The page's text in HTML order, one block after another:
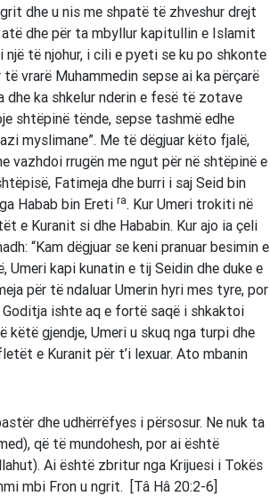
dhe u nis me shpatë të zhveshur drejt
dhe për ta mbyllur kapitullin e Islamit
një të njohur, i cili e pyeti se ku po shkonte
vrarë Muhammedin sepse ai ka përçarë
ka shkelur nderin e fesë të zotave
shtëpinë tënde, sepse tashmë edhe
myslimane”. Me të dëgjuar këto fjalë,
vazhdoi rrugën me ngut për në shtëpinë e
Fatimeja dhe burri i saj Seid bin
Habab bin Ereti ra. Kur Umeri trokiti në
e Kuranit si dhe Hababin. Kur ajo ia çeli
“Kam dëgjuar se keni pranuar besimin e
kapi kunatin e tij Seidin dhe duke e
për të ndaluar Umerin hyri mes tyre, por
ishte aq e fortë saqë i shkaktoi
këtë gjendje, Umeri u skuq nga turpi dhe
e Kuranit për t’i lexuar. Ato mbanin
dhe udhërrëfyes i përsosur. Ne nuk ta
që të mundohesh, por ai është
Ai është zbritur nga Krijuesi i Tokës
mbi Fron u ngrit. [Tâ Hâ 20:2-6]